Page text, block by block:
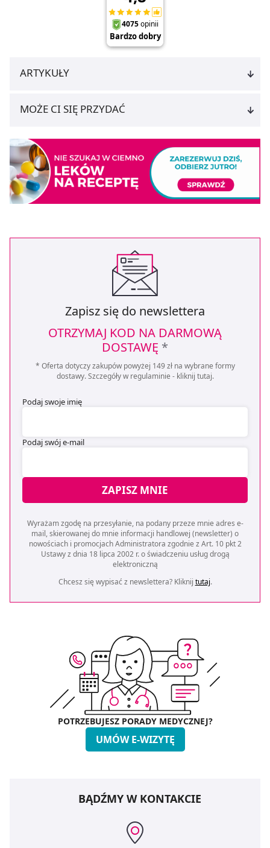
ARTYKUŁY
MOŻE CI SIĘ PRZYDAĆ
Zapisz się do newslettera
OTRZYMAJ KOD NA DARMOWĄ
DOSTAWĘ *
* Oferta dotyczy zakupów powyżej 149 zł na wybrane formy
dostawy. Szczegóły w regulaminie - kliknij tutaj.
Podaj swoje imię
Podaj swój e-mail
ZAPISZ MNIE
Wyrażam zgodę na przesyłanie, na podany przeze mnie adres e-
mail, skierowanej do mnie informacji handlowej (newsletter) o
nowościach i promocjach Administratora zgodnie z Art. 10 pkt 2
Ustawy z dnia 18 lipca 2002 r. o świadczeniu usług drogą
elektroniczną
Chcesz się wypisać z newslettera? Kliknij tutaj.
POTRZEBUJESZ PORADY MEDYCZNEJ?
UMÓW E-WIZYTĘ
BĄDŹMY W KONTAKCIE